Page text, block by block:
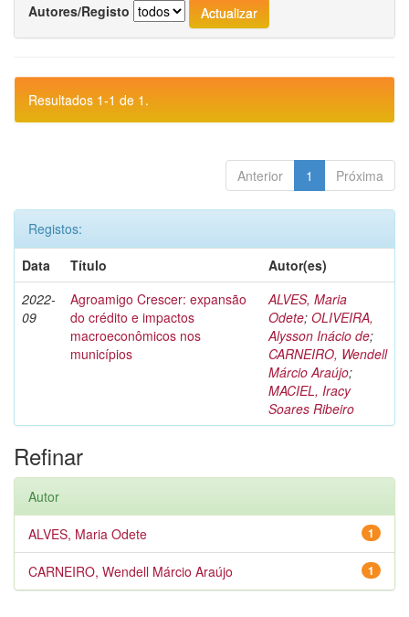
Autores/Registo
Resultados 1-1 de 1.
Anterior 1 Próxima
Registos:
Data
Título
Autor(es)
2022-
09
Agroamigo Crescer: expansão
do crédito e impactos
macroeconômicos nos
municípios
ALVES, Maria
Odete; OLIVEIRA,
Alysson Inácio de;
CARNEIRO, Wendell
Márcio Araújo;
MACIEL, Iracy
Soares Ribeiro
Refinar
Autor
1
ALVES, Maria Odete
1
CARNEIRO, Wendell Márcio Araújo